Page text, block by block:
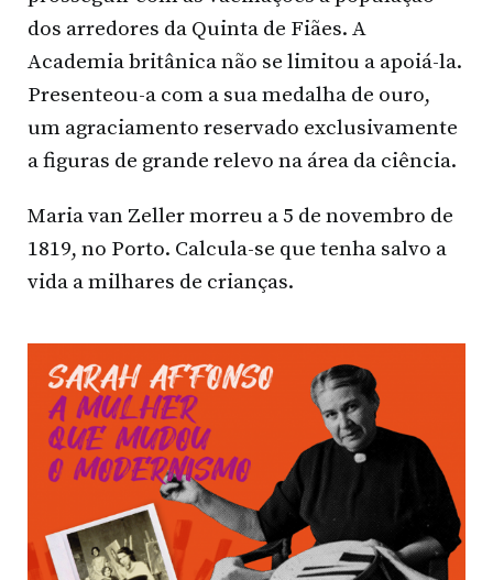
dos arredores da Quinta de Fiães. A
Academia britânica não se limitou a apoiá-la.
Presenteou-a com a sua medalha de ouro,
um agraciamento reservado exclusivamente
a figuras de grande relevo na área da ciência.
Maria van Zeller morreu a 5 de novembro de
1819, no Porto. Calcula-se que tenha salvo a
vida a milhares de crianças.